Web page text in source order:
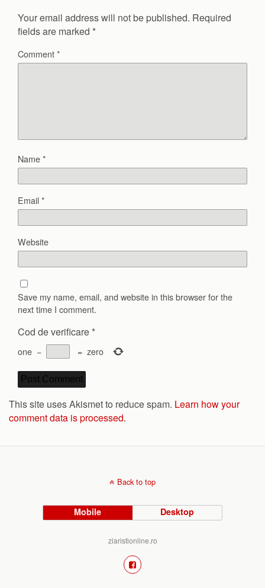
Your email address will not be published. Required
fields are marked *
Comment*
Name*
Email*
Website
Save my name, email, and website in this browser for the
next time I comment.
Cod de verificare *
one − = zero
This site uses Akismet to reduce spam. Learn how your
comment data is processed.
Back to top
Mobile Desktop
ziaristionline.ro